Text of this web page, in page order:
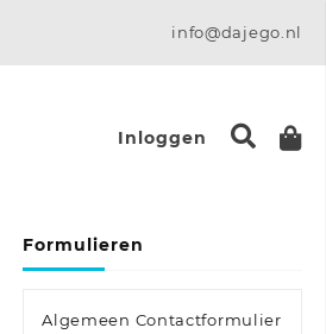
info@dajego.nl
Inloggen
Formulieren
Algemeen Contactformulier